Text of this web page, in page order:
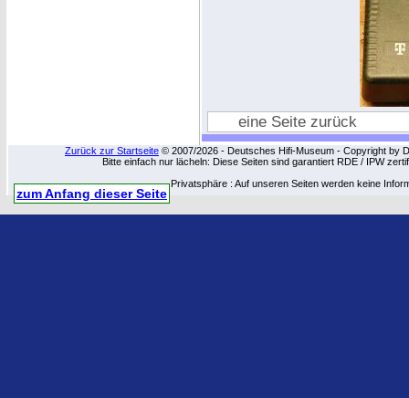
eine Seite zurück
Zurück zur Startseite © 2007/2026 - Deutsches Hifi-Museum - Copyright by
Bitte einfach nur lächeln: Diese Seiten sind garantiert RDE / IPW
Privatsphäre : Auf unseren Seiten werden keine
zum Anfang dieser Seite